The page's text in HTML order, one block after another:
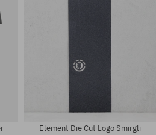
Element Die Cut Logo Smirgli